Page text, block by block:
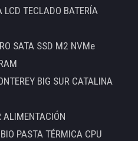
TECLADO BATERÍA
SATA SSD M2 NVMe
BIG SUR CATALINA
ALIMENTACIÓN
PASTA TÉRMICA CPU